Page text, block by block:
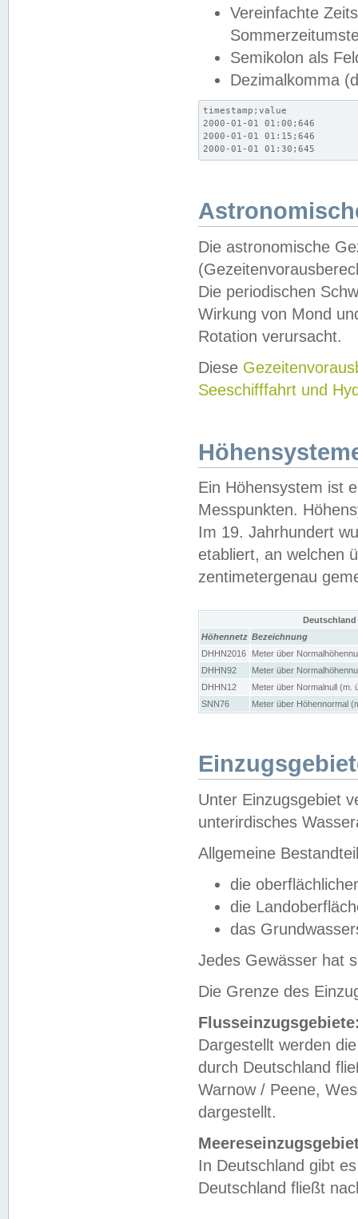
Vereinfachte
Semikolon als
Dezimalkomma
timestamp;value
2000-01-01 01:00;646
2000-01-01 01:15;646
2000-01-01 01:30;645
Die astronomische
Die periodischen
Wirkung von Mond
Rotation verursacht.
Diese
Seeschifffahrt und
Ein Höhensystem ist
Messpunkten.
Im 19. Jahrhundert
etabliert, an welchen
zentimetergenau
Höhennetz Bezeichnung
DHHN2016
Meter über
DHHN92
Meter über
DHHN12
Meter über Normalnull (m.
SNN76
Meter über Höhennormal
Unter Einzugsgebiet
unterirdisches
Allgemeine
die
die
das
Jedes Gewässer hat
Die Grenze des
Dargestellt werden
durch Deutschland
Warnow / Peene,
dargestellt.
In Deutschland gibt
Deutschland fließt